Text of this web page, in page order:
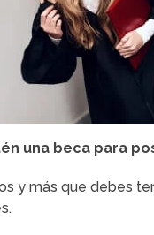
una beca para
y más que debes